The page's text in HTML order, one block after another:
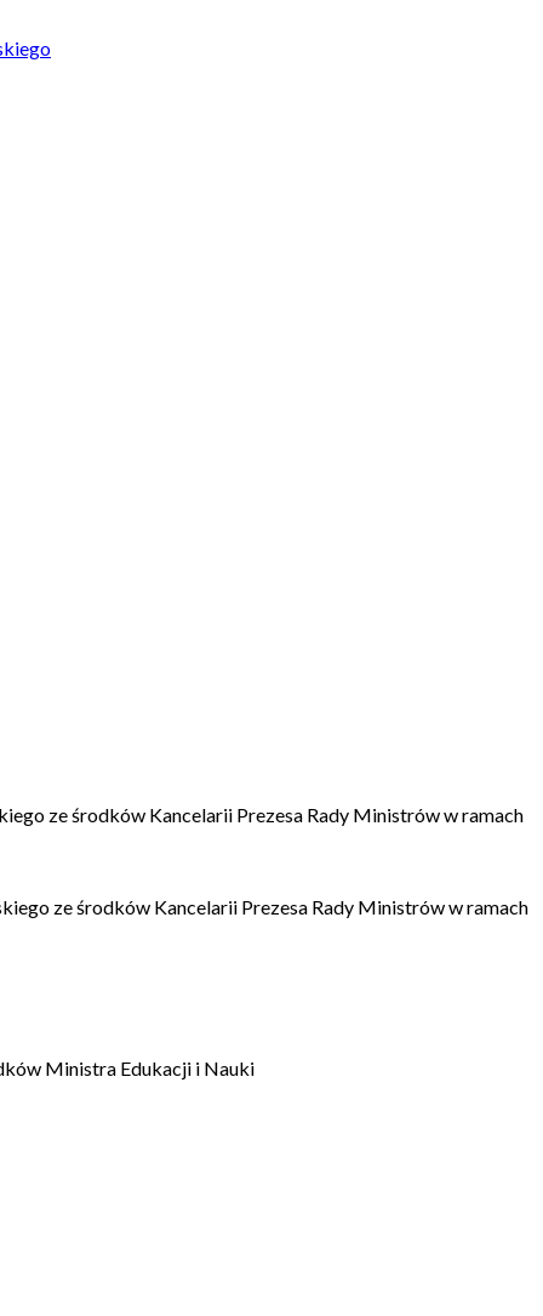
ze środków Kancelarii Prezesa Rady Ministrów w ramach
ze środków Kancelarii Prezesa Rady Ministrów w ramach
Ministra Edukacji i Nauki